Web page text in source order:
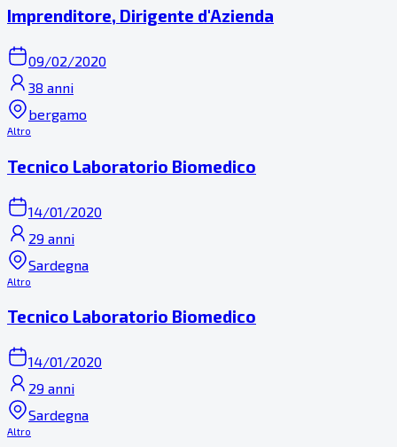
Imprenditore, Dirigente d'Azienda
09/02/2020
38 anni
bergamo
Altro
Tecnico Laboratorio Biomedico
14/01/2020
29 anni
Sardegna
Altro
Tecnico Laboratorio Biomedico
14/01/2020
29 anni
Sardegna
Altro